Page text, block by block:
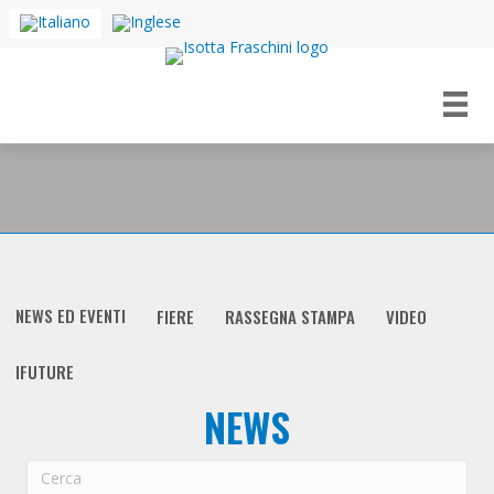
NEWS ED EVENTI FIERE RASSEGNA STAMPA VIDEO
IFUTURE
NEWS